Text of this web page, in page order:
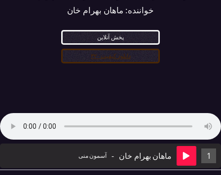
خواننده: ماهان بهرام خان
پخش آنلاین
دانلود کیفیت ۳۲۰
1 ماهان بهرام خان - آسمون منی